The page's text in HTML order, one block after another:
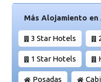
Más Alojamiento
3 Star Hotels
1 Star Hotels
Posadas